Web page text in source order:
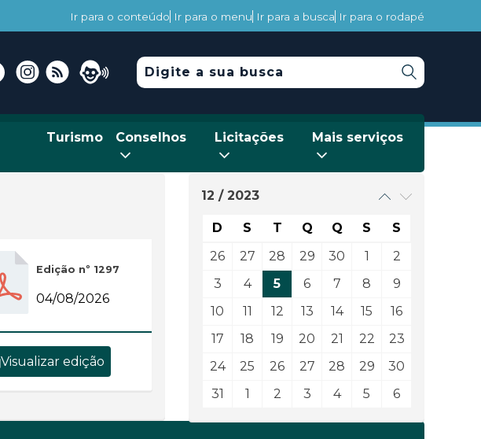
Ir para o conteúdo Ir para o menu Ir para a busca Ir para o rodapé
Turismo Conselhos Licitações Mais serviços
Edição nº 1297
04/08/2026
Visualizar edição
12 / 2023
D S T Q Q S
S
26
27 28 29 30 1
2
3
4 5 6 7 8
9
10
11 12 13 14 15
16
17
18 19 20 21 22
23
24
25 26 27 28 29
30
31
1 2 3 4 5 6